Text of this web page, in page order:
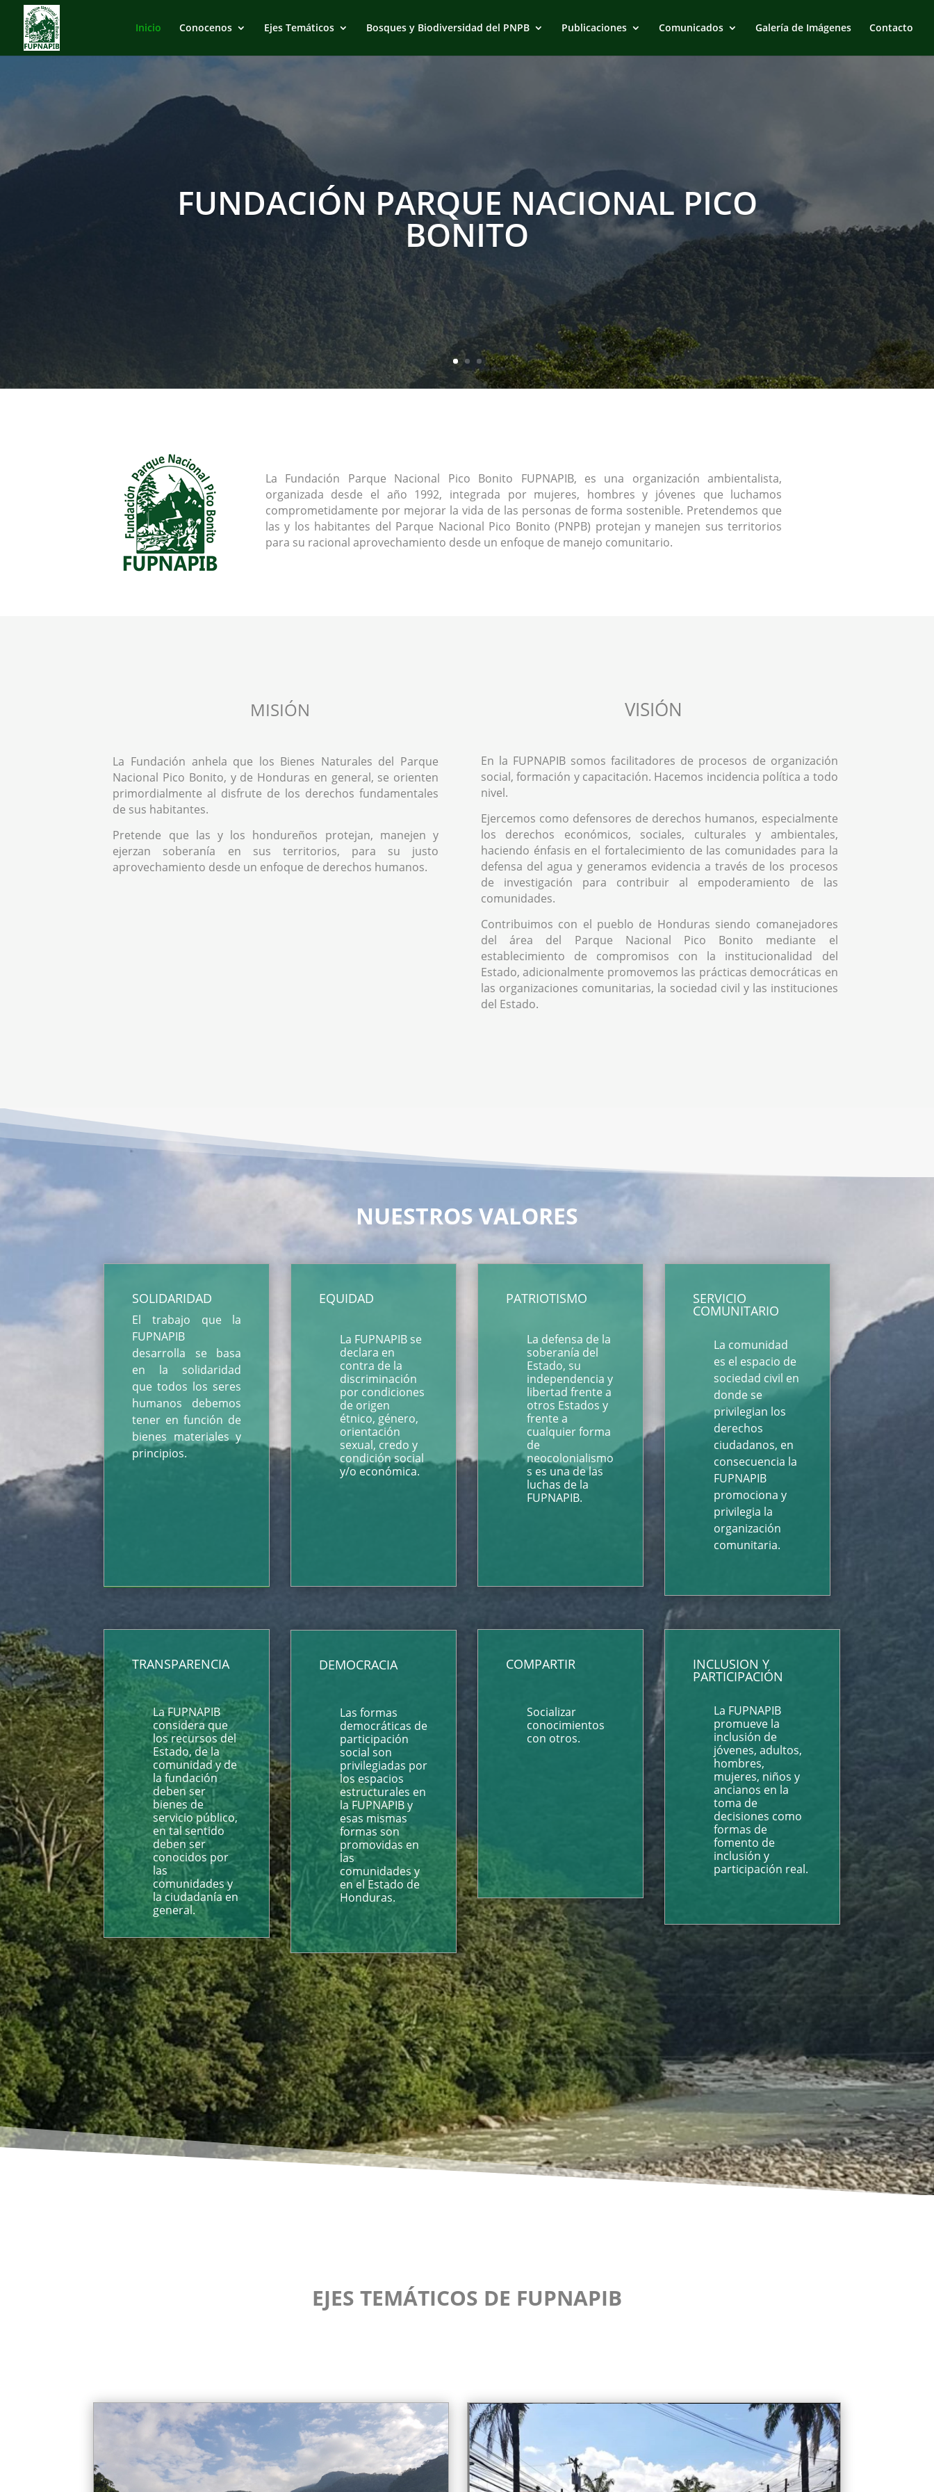
Inicio Conocenos Ejes Temáticos Bosques y Biodiversidad del PNPB Publicaciones Comunicados Galería de Imágenes Contacto
FUNDACIÓN PARQUE NACIONAL PICO
BONITO
La Fundación Parque Nacional Pico Bonito FUPNAPIB, es una organización ambientalista,
organizada desde el año 1992, integrada por mujeres, hombres y jóvenes que luchamos
comprometidamente por mejorar la vida de las personas de forma sostenible. Pretendemos que
las y los habitantes del Parque Nacional Pico Bonito (PNPB) protejan y manejen sus territorios
para su racional aprovechamiento desde un enfoque de manejo comunitario.
MISIÓN
La Fundación anhela que los Bienes Naturales del Parque
Nacional Pico Bonito, y de Honduras en general, se orienten
primordialmente al disfrute de los derechos fundamentales
de sus habitantes.
Pretende que las y los hondureños protejan, manejen y
ejerzan soberanía en sus territorios, para su justo
aprovechamiento desde un enfoque de derechos humanos.
VISIÓN
En la FUPNAPIB somos facilitadores de procesos de organización
social, formación y capacitación. Hacemos incidencia política a todo
nivel.
Ejercemos como defensores de derechos humanos, especialmente
los derechos económicos, sociales, culturales y ambientales,
haciendo énfasis en el fortalecimiento de las comunidades para la
defensa del agua y generamos evidencia a través de los procesos
de investigación para contribuir al empoderamiento de las
comunidades.
Contribuimos con el pueblo de Honduras siendo comanejadores
del área del Parque Nacional Pico Bonito mediante el
establecimiento de compromisos con la institucionalidad del
Estado, adicionalmente promovemos las prácticas democráticas en
las organizaciones comunitarias, la sociedad civil y las instituciones
del Estado.
NUESTROS VALORES
SOLIDARIDAD
El trabajo que la
FUPNAPIB
desarrolla se basa
en la solidaridad
que todos los seres
humanos debemos
tener en función de
bienes materiales y
principios.
EQUIDAD
La FUPNAPIB se
declara en
contra de la
discriminación
por condiciones
de origen
étnico, género,
orientación
sexual, credo y
condición social
y/o económica.
PATRIOTISMO
La defensa de la
soberanía del
Estado, su
independencia y
libertad frente a
otros Estados y
frente a
cualquier forma
de
neocolonialismo
s es una de las
luchas de la
FUPNAPIB.
SERVICIO
COMUNITARIO
La comunidad
es el espacio de
sociedad civil en
donde se
privilegian los
derechos
ciudadanos, en
consecuencia la
FUPNAPIB
promociona y
privilegia la
organización
comunitaria.
TRANSPARENCIA
La FUPNAPIB
considera que
los recursos del
Estado, de la
comunidad y de
la fundación
deben ser
bienes de
servicio público,
en tal sentido
deben ser
conocidos por
las
comunidades y
la ciudadanía en
general.
DEMOCRACIA
Las formas
democráticas de
participación
social son
privilegiadas por
los espacios
estructurales en
la FUPNAPIB y
esas mismas
formas son
promovidas en
las
comunidades y
en el Estado de
Honduras.
COMPARTIR
Socializar
conocimientos
con otros.
INCLUSION Y
PARTICIPACIÓN
La FUPNAPIB
promueve la
inclusión de
jóvenes, adultos,
hombres,
mujeres, niños y
ancianos en la
toma de
decisiones como
formas de
fomento de
inclusión y
participación real.
EJES TEMÁTICOS DE FUPNAPIB